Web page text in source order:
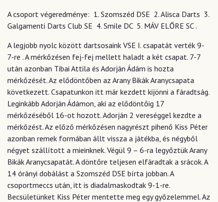
A csoport végeredménye: 1. Szomszéd DSE 2. Alisca Darts 3.
Galgamenti Darts Club SE 4. Smile DC 5. MÁV ELŐRE SC .
A legjobb nyolc között dartsosaink VSE I. csapatát verték 9-
7-re . A mérkőzésen fej-fej mellett haladt a két csapat. 7-7
után azonban Tibai Attila és Adorján Ádám is hozta
mérkőzését. Az elődöntőben az Arany Bikák Aranycsapata
következett. Csapatunkon itt már kezdett kijönni a fáradtság.
Leginkább Adorján Ádámon, aki az elődöntőig 17
mérkőzéséből 16-ot hozott. Adorján 2 vereséggel kezdte a
mérkőzést. Az előző mérkőzésen nagyrészt pihenő Kiss Péter
azonban remek formában állt vissza a játékba, és négyből
négyet szállított a mieinknek. Végül 9 – 6-ra legyőztük Arany
Bikák Aranycsapatát. A döntőre teljesen elfáradtak a srácok. A
14 órányi dobálást a Szomszéd DSE bírta jobban. A
csoportmeccs után, itt is diadalmaskodtak 9-1-re.
Becsületünket Kiss Péter mentette meg egy győzelemmel. Az